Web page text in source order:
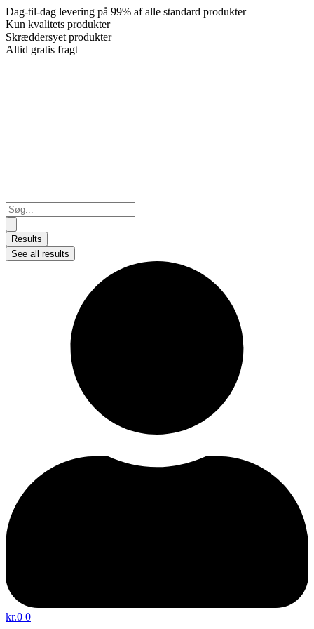
Dag-til-dag levering på 99% af alle standard produkter
Kun kvalitets produkter
Skræddersyet produkter
Altid gratis fragt
Search
...
Results
See all results
kr.0 0